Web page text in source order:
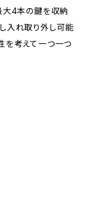
大4本の鍵を収納
入れ取り外し可能
を考えて一つ一つ